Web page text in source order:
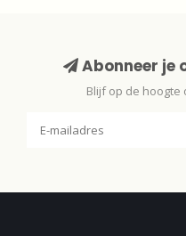
Abonneer je
Blijf op de hoogte